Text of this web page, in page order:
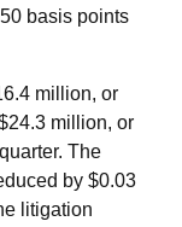
basis points
million, or
million, or
The
by $0.03
litigation